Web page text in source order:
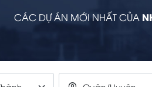
CÁC DỰ ÁN MỚI NHẤT CỦA